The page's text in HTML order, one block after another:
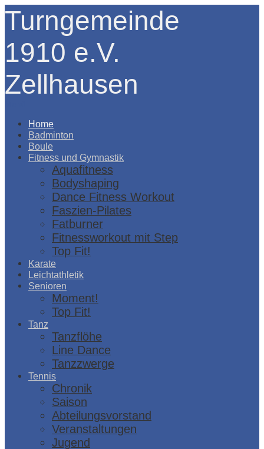
Turngemeinde
1910 e.V.
Zellhausen
Home
Badminton
Boule
Fitness und Gymnastik
Aquafitness
Bodyshaping
Dance Fitness Workout
Faszien-Pilates
Fatburner
Fitnessworkout mit Step
Top Fit!
Karate
Leichtathletik
Senioren
Moment!
Top Fit!
Tanz
Tanzflöhe
Line Dance
Tanzzwerge
Tennis
Chronik
Saison
Abteilungsvorstand
Veranstaltungen
Jugend